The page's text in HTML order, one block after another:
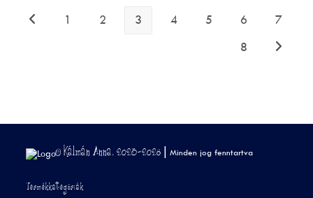
1 2 3 4 5 6 7
8
© Kálmán Anna, 2023-2026 |Minden jog fenntartva
Termékkategóriák